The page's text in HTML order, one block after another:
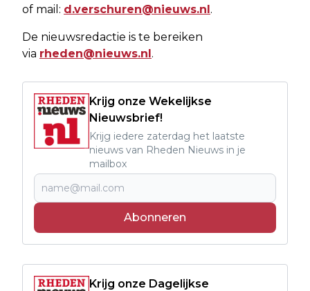
of mail: d.verschuren@nieuws.nl.
De nieuwsredactie is te bereiken
via rheden@nieuws.nl.
Krijg onze Wekelijkse
Nieuwsbrief!
Krijg iedere zaterdag het laatste
nieuws van Rheden Nieuws in je
mailbox
Abonneren
Krijg onze Dagelijkse